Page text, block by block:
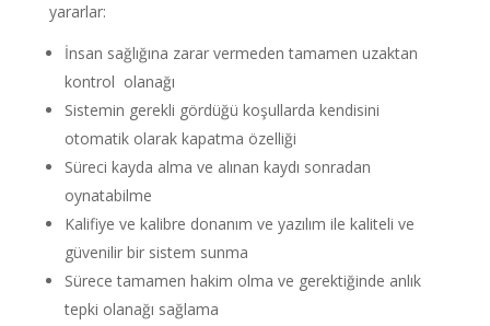
yararlar:
İnsan sağlığına zarar vermeden tamamen uzaktan
kontrol olanağı
Sistemin gerekli gördüğü koşullarda kendisini
otomatik olarak kapatma özelliği
Süreci kayda alma ve alınan kaydı sonradan
oynatabilme
Kalifiye ve kalibre donanım ve yazılım ile kaliteli ve
güvenilir bir sistem sunma
Sürece tamamen hakim olma ve gerektiğinde anlık
tepki olanağı sağlama